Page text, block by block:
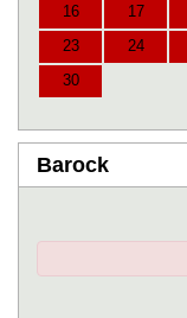
16
17
23
24
30
Barock